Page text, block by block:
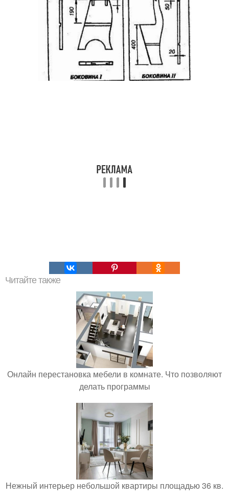
Читайте также
Онлайн перестановка мебели в комнате. Что позволяют
делать программы
Нежный интерьер небольшой квартиры площадью 36 кв.